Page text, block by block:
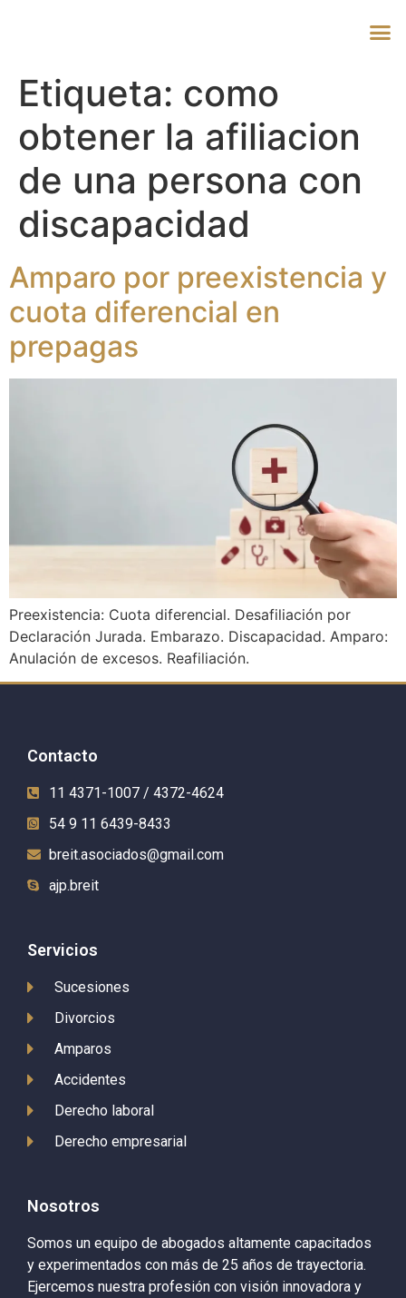
Etiqueta: como
obtener la afiliacion
de una persona con
discapacidad
Amparo por preexistencia y
cuota diferencial en
prepagas
Preexistencia: Cuota diferencial. Desafiliación por
Declaración Jurada. Embarazo. Discapacidad. Amparo:
Anulación de excesos. Reafiliación.
Contacto
11 4371-1007 / 4372-4624
54 9 11 6439-8433
breit.asociados@gmail.com
ajp.breit
Servicios
Sucesiones
Divorcios
Amparos
Accidentes
Derecho laboral
Derecho empresarial
Nosotros
Somos un equipo de abogados altamente capacitados
y experimentados con más de 25 años de trayectoria.
Ejercemos nuestra profesión con visión innovadora y